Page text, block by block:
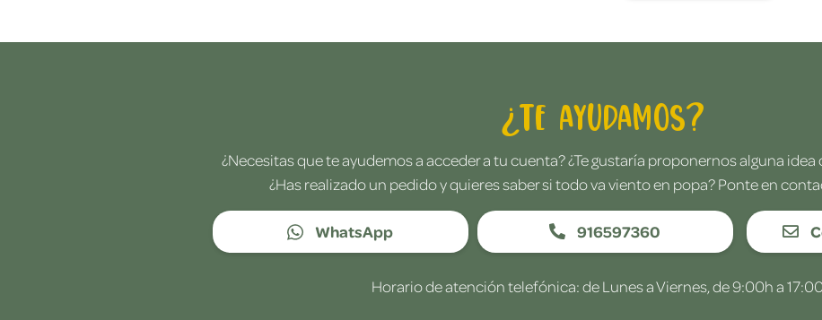
¿Te ayudamos?
¿Necesitas que te ayudemos a acceder a tu cuenta? ¿Te gustaría proponernos alguna
¿Has realizado un pedido y quieres saber si todo va viento en popa? Ponte en
WhatsApp 916597360
Horario de atención telefónica: de Lunes a Viernes, de 9:00h a